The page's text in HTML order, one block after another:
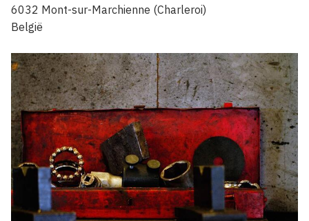
6032 Mont-sur-Marchienne (Charleroi)
België